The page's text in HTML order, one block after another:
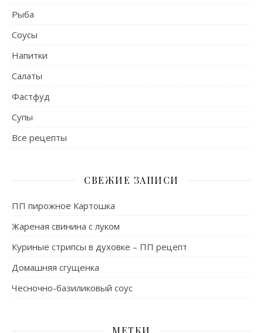
Рыба
Соусы
Напитки
Салаты
Фастфуд
Супы
Все рецепты
СВЕЖИЕ ЗАПИСИ
ПП пирожное Картошка
Жареная свинина с луком
Куриные стрипсы в духовке – ПП рецепт
Домашняя сгущенка
Чесночно-базиликовый соус
МЕТКИ